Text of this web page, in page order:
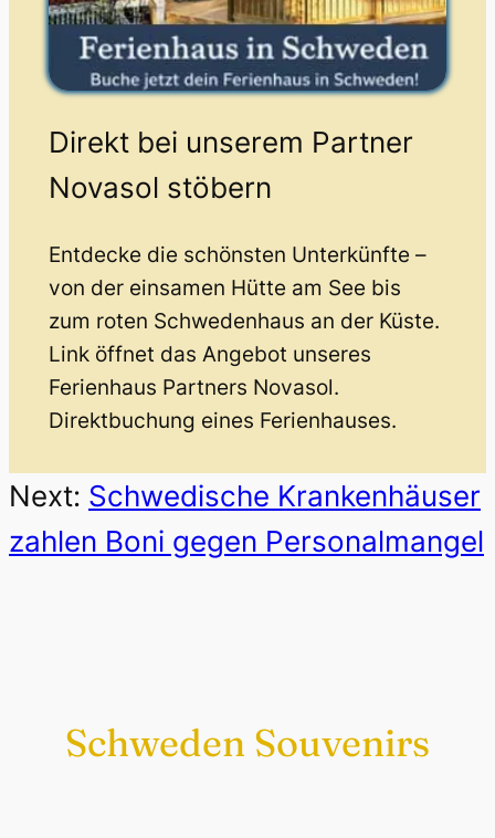
Direkt bei unserem Partner
Novasol stöbern
Entdecke die schönsten Unterkünfte –
von der einsamen Hütte am See bis
zum roten Schwedenhaus an der Küste.
Link öffnet das Angebot unseres
Ferienhaus Partners Novasol.
Direktbuchung eines Ferienhauses.
Next: Schwedische Krankenhäuser
zahlen Boni gegen Personalmangel
Schweden Souvenirs